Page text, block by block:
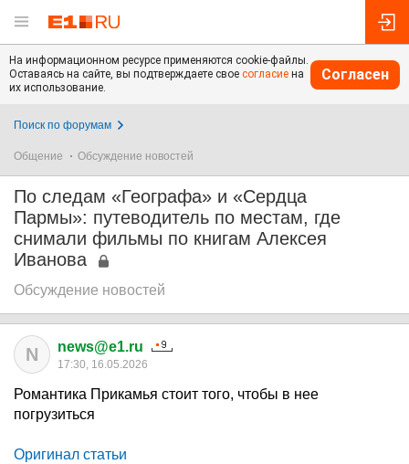
На информационном ресурсе применяются cookie-файлы.
Оставаясь на сайте, вы подтверждаете свое согласие на
их использование.
Согласен
Поиск по форумам
Общение Обсуждение новостей
По следам «Географа» и «Сердца
Пармы»: путеводитель по местам, где
снимали фильмы по книгам Алексея
Иванова
Обсуждение новостей
N news@e1.ru
17:30, 16.05.2026
Романтика Прикамья стоит того, чтобы в нее
погрузиться
Оригинал статьи